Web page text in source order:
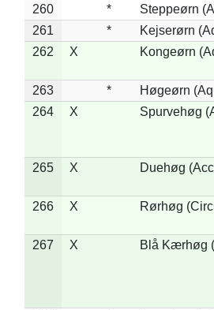
260
*
Steppeørn
261
*
Kejserørn
262
X Kongeørn
263 *
Høgeørn
264
X Spurvehøg
265 X Duehøg
266 X Rørhøg
267 X Blå Kærhøg